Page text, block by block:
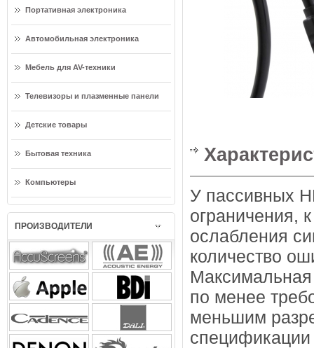
Портативная электроника
Автомобильная электроника
Мебель для AV-техники
Телевизоры и плазменные панели
Детские товары
Бытовая техника
Компьютеры
ПРОИЗВОДИТЕЛИ
У пассивных
ограничения,
ослабления
количество
Максимальная
по менее
меньшим